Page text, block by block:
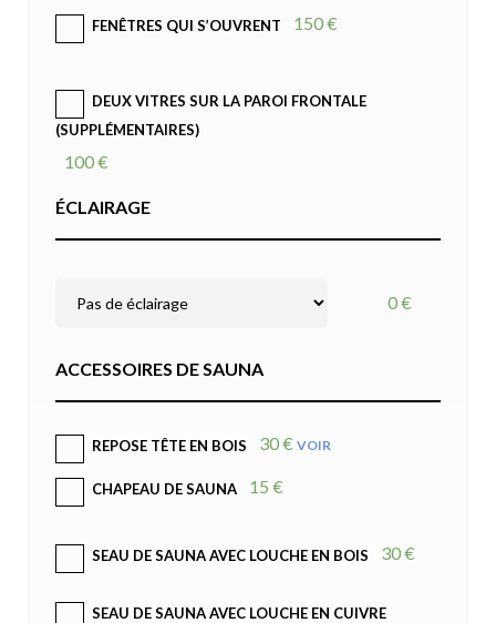
FENÊTRES QUI S’OUVRENT 150 €
DEUX VITRES SUR LA PAROI FRONTALE
(SUPPLÉMENTAIRES)
100 €
ÉCLAIRAGE
0 €
ACCESSOIRES DE SAUNA
REPOSE TÊTE EN BOIS 30 € VOIR
CHAPEAU DE SAUNA 15 €
SEAU DE SAUNA AVEC LOUCHE EN BOIS 30 €
SEAU DE SAUNA AVEC LOUCHE EN CUIVRE